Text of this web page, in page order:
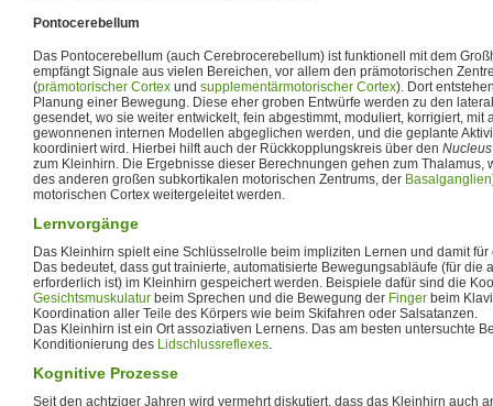
Pontocerebellum
Das Pontocerebellum (auch Cerebrocerebellum) ist funktionell mit dem
empfängt Signale aus vielen Bereichen, vor allem den prämotorischen
(prämotorischer Cortex und supplementärmotorischer Cortex). Dort
Planung einer Bewegung. Diese eher groben Entwürfe werden zu den
gesendet, wo sie weiter entwickelt, fein abgestimmt, moduliert, korrigiert, mit
gewonnenen internen Modellen abgeglichen werden, und die geplante
koordiniert wird. Hierbei hilft auch der Rückkopplungskreis über den
zum Kleinhirn. Die Ergebnisse dieser Berechnungen gehen zum Thalamus,
des anderen großen subkortikalen motorischen Zentrums, der Basalganglien
motorischen Cortex weitergeleitet werden.
Lernvorgänge
Das Kleinhirn spielt eine Schlüsselrolle beim impliziten Lernen und damit
Das bedeutet, dass gut trainierte, automatisierte Bewegungsabläufe (für die
erforderlich ist) im Kleinhirn gespeichert werden. Beispiele dafür sind die
Gesichtsmuskulatur beim Sprechen und die Bewegung der Finger beim
Koordination aller Teile des Körpers wie beim Skifahren oder Salsatanzen.
Das Kleinhirn ist ein Ort assoziativen Lernens. Das am besten untersuchte
Konditionierung des Lidschlussreflexes.
Kognitive Prozesse
Seit den achtziger Jahren wird vermehrt diskutiert, dass das Kleinhirn auch